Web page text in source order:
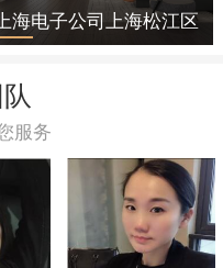
上海电子公司上海松江区
服务